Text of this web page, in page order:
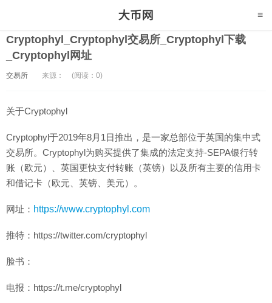
Cryptophyl_Cryptophyl交易所_Cryptophyl下载
_Cryptophyl网址
交易所 来源： (阅读：0)
关于Cryptophyl
Cryptophyl于2019年8月1日推出，是一家总部位于英国的集中式
交易所。Cryptophyl为购买提供了集成的法定支持-SEPA银行转
账（欧元）、英国更快支付转账（英镑）以及所有主要的信用卡
和借记卡（欧元、英镑、美元）。
网址： https://www.cryptophyl.com
推特：https://twitter.com/cryptophyl
脸书：
电报：https://t.me/cryptophyl